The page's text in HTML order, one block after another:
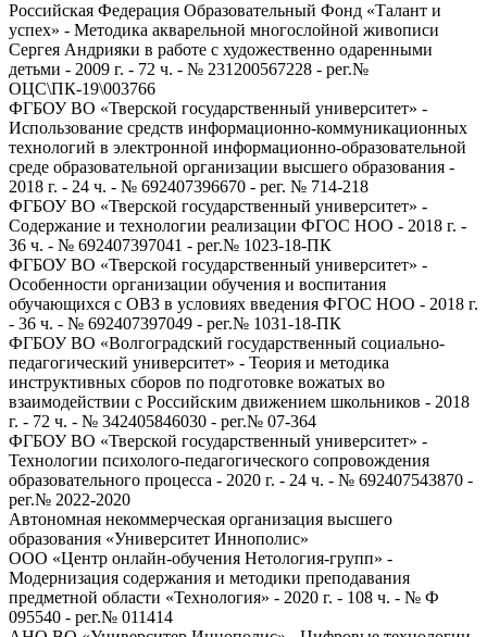
Российская Федерация Образовательный Фонд «Талант и
успех» - Методика акварельной многослойной живописи
Сергея Андрияки в работе с художественно одаренными
детьми - 2009 г. - 72 ч. - № 231200567228 - рег.№
ОЦС\ПК-19\003766
ФГБОУ ВО «Тверской государственный университет» -
Использование средств информационно-коммуникационных
технологий в электронной информационно-образовательной
среде образовательной организации высшего образования -
2018 г. - 24 ч. - № 692407396670 - рег. № 714-218
ФГБОУ ВО «Тверской государственный университет» -
Содержание и технологии реализации ФГОС НОО - 2018 г. -
36 ч. - № 692407397041 - рег.№ 1023-18-ПК
ФГБОУ ВО «Тверской государственный университет» -
Особенности организации обучения и воспитания
обучающихся с ОВЗ в условиях введения ФГОС НОО - 2018 г.
- 36 ч. - № 692407397049 - рег.№ 1031-18-ПК
ФГБОУ ВО «Волгоградский государственный социально-
педагогический университет» - Теория и методика
инструктивных сборов по подготовке вожатых во
взаимодействии с Российским движением школьников - 2018
г. - 72 ч. - № 342405846030 - рег.№ 07-364
ФГБОУ ВО «Тверской государственный университет» -
Технологии психолого-педагогического сопровождения
образовательного процесса - 2020 г. - 24 ч. - № 692407543870 -
рег.№ 2022-2020
Автономная некоммерческая организация высшего
образования «Университет Иннополис»
ООО «Центр онлайн-обучения Нетология-групп» -
Модернизация содержания и методики преподавания
предметной области «Технология» - 2020 г. - 108 ч. - № Ф
095540 - рег.№ 011414